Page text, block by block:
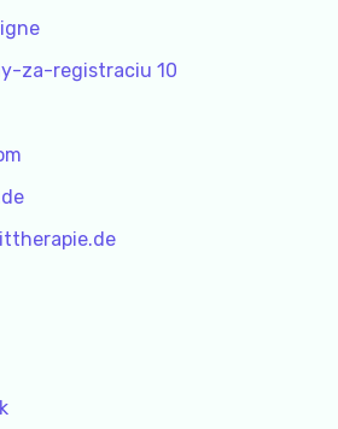
za-registraciu 10